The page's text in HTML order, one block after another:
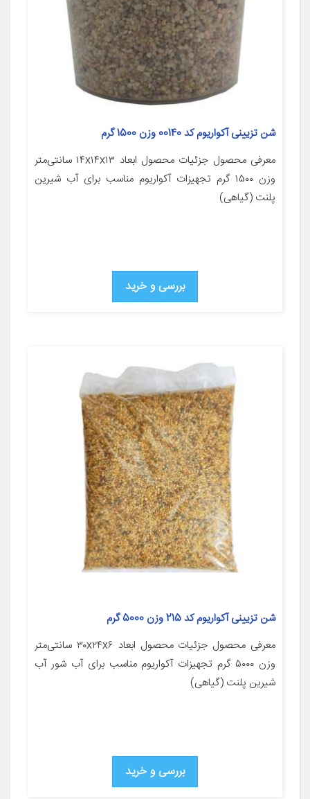
شن تزیینی آکواریوم کد 00140 وزن 1500 گرم
معرفی محصول جزئیات محصول ابعاد ۱۴x۱۴x۱۳ سانتی‌متر
وزن ۱۵۰۰ گرم تجهیزات آکواریوم مناسب برای آب شیرین
پلنت (گیاهی)
بررسی و خرید
شن تزیینی آکواریوم کد 215 وزن 5000 گرم
معرفی محصول جزئیات محصول ابعاد ۳۰x۲۴x۶ سانتی‌متر
وزن ۵۰۰۰ گرم تجهیزات آکواریوم مناسب برای آب شور آب
شیرین پلنت (گیاهی)
بررسی و خرید